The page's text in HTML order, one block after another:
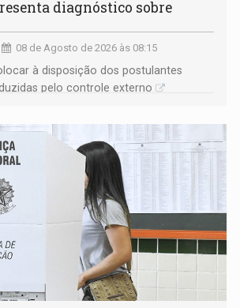
diagnóstico sobre
08 de Agosto de 2026 às 08:15
à disposição dos postulantes
pelo controle externo